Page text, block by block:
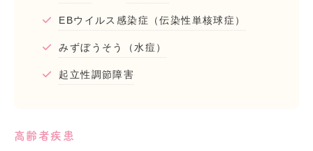
EBウイルス感染症（伝染性単核球症）
みずぼうそう（水痘）
起立性調節障害
高齢者疾患